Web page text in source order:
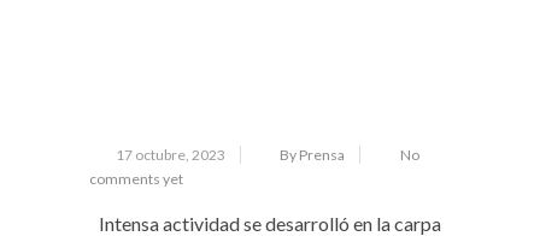
17 octubre, 2023 By Prensa
No
comments yet
Intensa actividad se desarrolló en la carpa